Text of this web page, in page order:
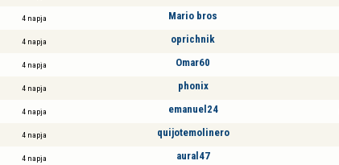
4 napja Mario bros
4 napja oprichnik
4 napja Omar60
4 napja phonix
4 napja emanuel24
4 napja quijotemolinero
4 napja aural47